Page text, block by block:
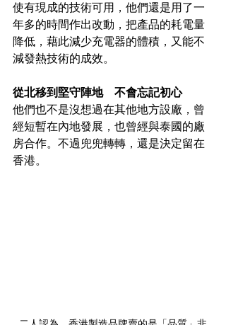
使有現成的技術可用，他們還是用了一
年多的時間作出改動，把產品的耗電量
降低，藉此減少充電器的體積，又能不
減發熱技術的成效。
從北移到堅守陣地　不會忘記初心
他們也不是沒想過在其他地方設廠，曾
經短暫在內地發展，也曾經與泰國的廠
房合作。不過兜兜轉轉，還是決定留在
香港。